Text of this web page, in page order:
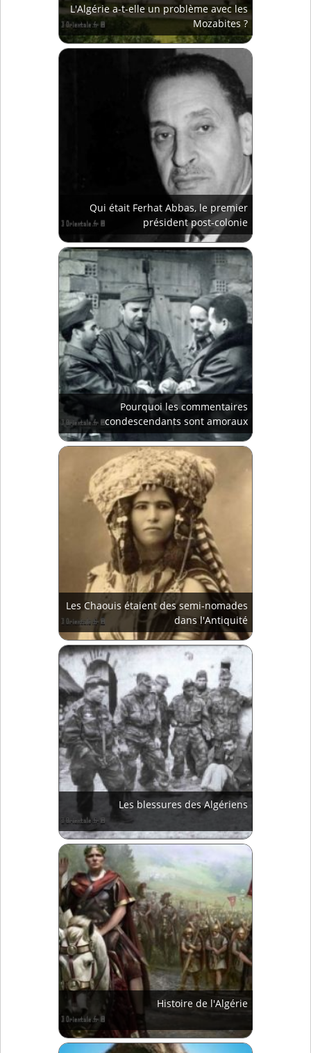
L'Algérie a-t-elle un problème avec les
Mozabites ?
Qui était Ferhat Abbas, le premier
président post-colonie
Pourquoi les commentaires
condescendants sont amoraux
Les Chaouis étaient des semi-nomades
dans l'Antiquité
Les blessures des Algériens
Histoire de l'Algérie